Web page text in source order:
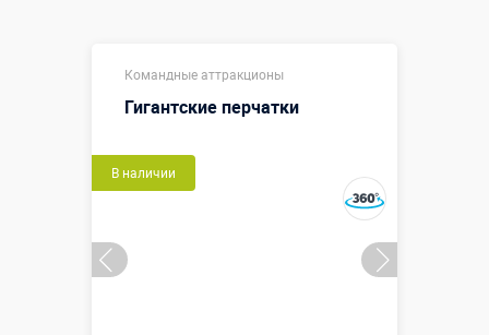
Командные аттракционы
Гигантские перчатки
В наличии